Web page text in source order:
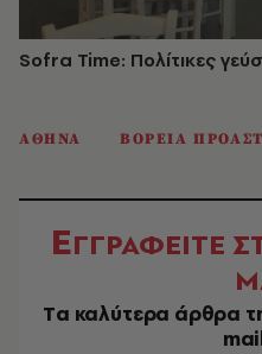
Sofra Time: Πολίτικες
ΑΘΗΝΑ ΒΟΡΕΙΑ
ΕΓΓΡΑΦΕΙΤΕ
Tα καλύτερα άρθρα